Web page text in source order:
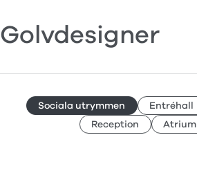
Golvdesigner
Sociala utrymmen Entréhall
Reception
Atrium